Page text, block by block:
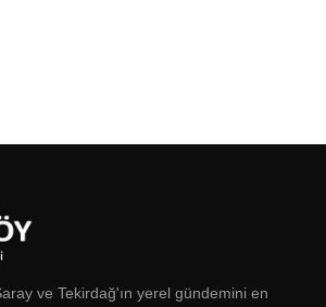
ve Tekirdağ'ın yerel gündemini en